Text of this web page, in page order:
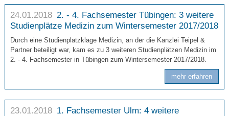
24.01.2018 2. - 4. Fachsemester Tübingen: 3 weitere
Studienplätze Medizin zum Wintersemester 2017/2018
Durch eine Studienplatzklage Medizin, an der die Kanzlei Teipel &
Partner beteiligt war, kam es zu 3 weiteren Studienplätzen Medizin im
2. - 4. Fachsemester in Tübingen zum Wintersemester 2017/2018.
mehr erfahren
23.01.2018 1. Fachsemester Ulm: 4 weitere